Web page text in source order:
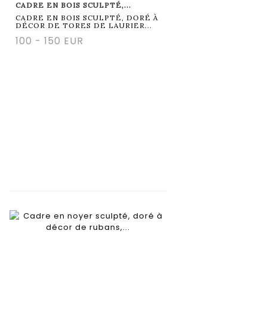
CADRE EN BOIS SCULPTÉ,...
CADRE EN BOIS SCULPTÉ, DORÉ À
DÉCOR DE TORES DE LAURIER...
100 - 150 EUR